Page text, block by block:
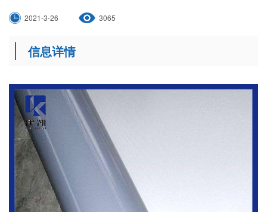
2021-3-26 3065
信息详情